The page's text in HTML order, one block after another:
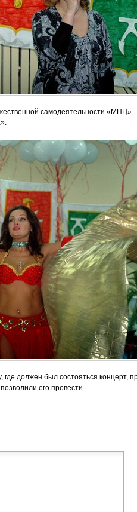
самодеятельности «МПЦ».
должен был состояться концерт,
его провести.